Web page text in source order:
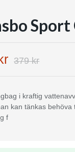
379 kr
i kraftig
kan tänkas
f